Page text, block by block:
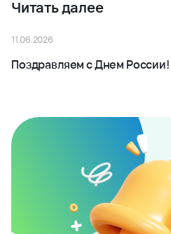
Читать далее
11.06.2026
Поздравляем с Днем России!